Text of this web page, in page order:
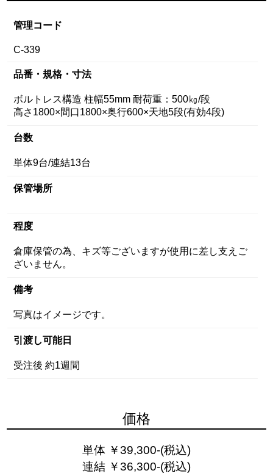
管理コード
C-339
品番・規格・寸法
ボルトレス構造 柱幅55mm 耐荷重：500㎏/段
高さ1800×間口1800×奥行600×天地5段(有効4段)
台数
単体9台/連結13台
保管場所
程度
倉庫保管の為、キズ等ございますが使用に差し支えご
ざいません。
備考
写真はイメージです。
引渡し可能日
受注後 約1週間
価格
単体 ￥39,300-(税込)
連結 ￥36,300-(税込)